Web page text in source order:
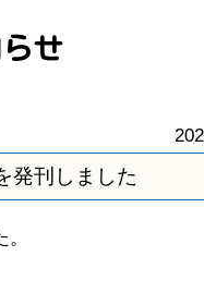
せ
発刊しました